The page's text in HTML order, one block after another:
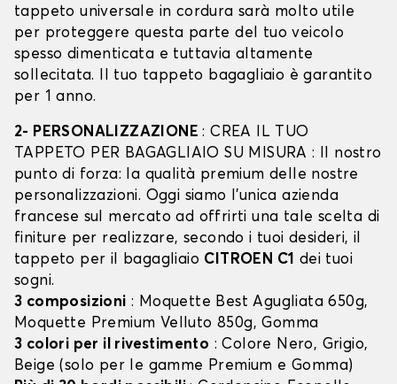
tappeto universale in cordura sarà molto utile
per proteggere questa parte del tuo veicolo
spesso dimenticata e tuttavia altamente
sollecitata. Il tuo tappeto bagagliaio è garantito
per 1 anno.
2- PERSONALIZZAZIONE: CREA IL TUO
TAPPETO PER BAGAGLIAIO SU MISURA : Il nostro
punto di forza: la qualità premium delle nostre
personalizzazioni. Oggi siamo l’unica azienda
francese sul mercato ad offrirti una tale scelta di
finiture per realizzare, secondo i tuoi desideri, il
tappeto per il bagagliaio CITROEN C1 dei tuoi
sogni.
3 composizioni : Moquette Best Agugliata 650g,
Moquette Premium Velluto 850g, Gomma
3 colori per il rivestimento : Colore Nero, Grigio,
Beige (solo per le gamme Premium e Gomma)